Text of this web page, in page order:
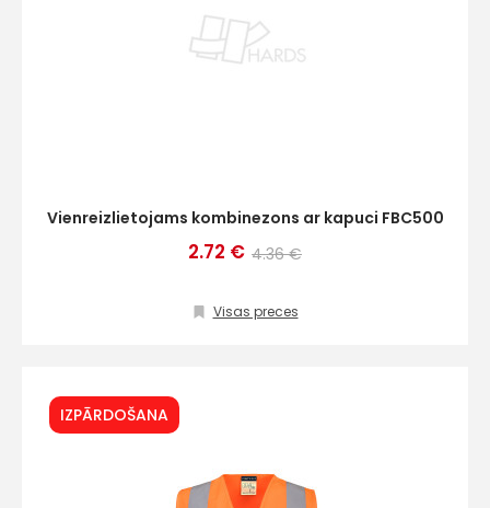
Vienreizlietojams kombinezons ar kapuci FBC500
2.72 € 4.36 €
Visas preces
IZPĀRDOŠANA